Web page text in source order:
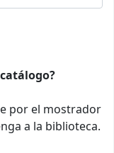
por el mostrador
a la biblioteca.